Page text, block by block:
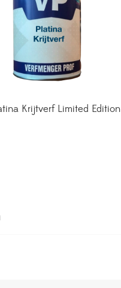
Krijtverf Limited Edition